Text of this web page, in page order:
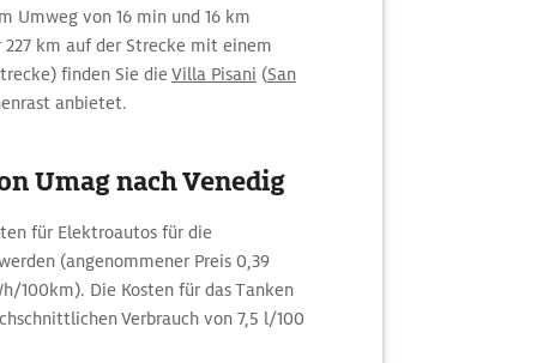
Umweg von 16 min und 16 km
km auf der Strecke mit einem
finden Sie die Villa Pisani (San
anbietet.
Umag nach Venedig
für Elektroautos für die
(angenommener Preis 0,39
100km). Die Kosten für das Tanken
Verbrauch von 7,5 l/100